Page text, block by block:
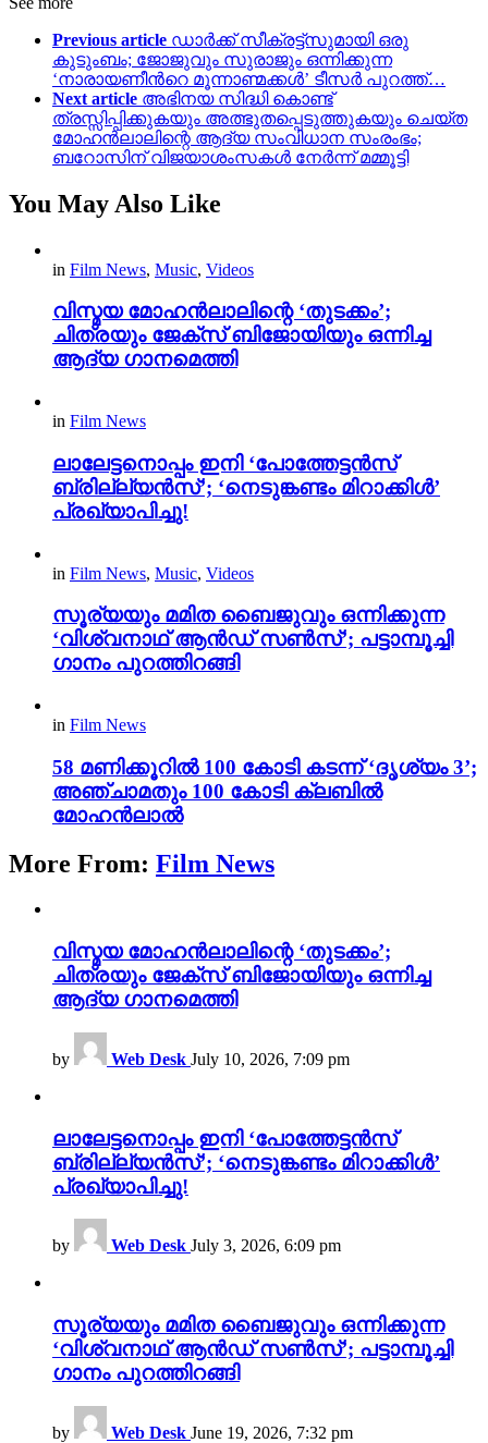
Previous article ഡാര്‍ക്ക്‌ സീക്രട്ട്സുമായി ഒരു
കുടുംബം; ജോജുവും സുരാജും ഒന്നിക്കുന്ന
‘നാരായണീന്‍റെ മൂന്നാണ്മക്കൾ’ ടീസര്‍ പുറത്ത്…
Next article അഭിനയ സിദ്ധി കൊണ്ട്
ത്രസ്സിപ്പിക്കുകയും അത്ഭുതപ്പെടുത്തുകയും ചെയ്ത
മോഹൻലാലിന്റെ ആദ്യ സംവിധാന സംരംഭം;
ബറോസിന് വിജയാശംസകൾ നേർന്ന് മമ്മൂട്ടി
You May Also Like
in Film News, Music, Videos
വിസ്മയ മോഹൻലാലിന്റെ ‘തുടക്കം’;
ചിത്രയും ജേക്സ് ബിജോയിയും ഒന്നിച്ച
ആദ്യ ഗാനമെത്തി
in Film News
ലാലേട്ടനൊപ്പം ഇനി ‘പോത്തേട്ടൻസ്
ബ്രില്ല്യൻസ്’; ‘നെടുങ്കണ്ടം മിറാക്കിൾ’
പ്രഖ്യാപിച്ചു!
in Film News, Music, Videos
സൂര്യയും മമിത ബൈജുവും ഒന്നിക്കുന്ന
‘വിശ്വനാഥ് ആൻഡ് സൺസ്’; പട്ടാമ്പൂച്ചി
ഗാനം പുറത്തിറങ്ങി
in Film News
58 മണിക്കൂറിൽ 100 കോടി കടന്ന് ‘ദൃശ്യം 3’;
അഞ്ചാമതും 100 കോടി ക്ലബിൽ
മോഹൻലാൽ
More From: Film News
വിസ്മയ മോഹൻലാലിന്റെ ‘തുടക്കം’;
ചിത്രയും ജേക്സ് ബിജോയിയും ഒന്നിച്ച
ആദ്യ ഗാനമെത്തി
by Web Desk July 10, 2026, 7:09 pm
ലാലേട്ടനൊപ്പം ഇനി ‘പോത്തേട്ടൻസ്
ബ്രില്ല്യൻസ്’; ‘നെടുങ്കണ്ടം മിറാക്കിൾ’
പ്രഖ്യാപിച്ചു!
by Web Desk July 3, 2026, 6:09 pm
സൂര്യയും മമിത ബൈജുവും ഒന്നിക്കുന്ന
‘വിശ്വനാഥ് ആൻഡ് സൺസ്’; പട്ടാമ്പൂച്ചി
ഗാനം പുറത്തിറങ്ങി
by Web Desk June 19, 2026, 7:32 pm